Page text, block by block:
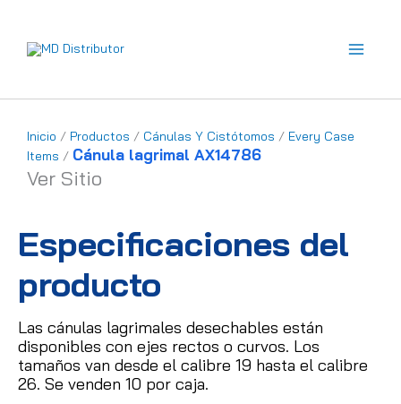
contenido
Inicio / Productos / Cánulas Y Cistótomos / Every Case
Items / Cánula lagrimal AX14786
Ver Sitio
Especificaciones del
producto
Las cánulas lagrimales desechables están
disponibles con ejes rectos o curvos. Los
tamaños van desde el calibre 19 hasta el calibre
26. Se venden 10 por caja.